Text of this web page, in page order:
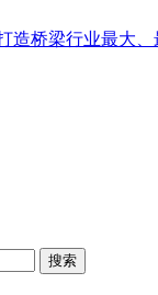
搜索